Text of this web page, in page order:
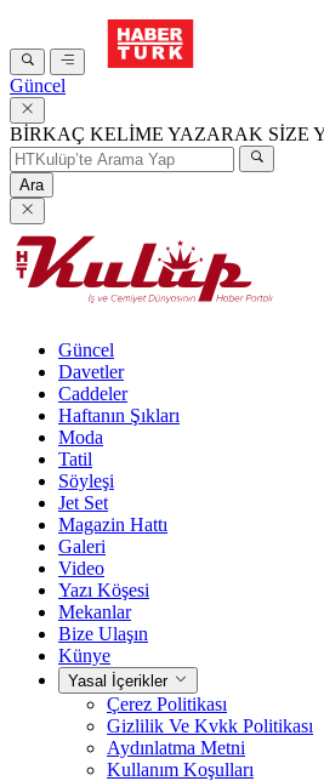
Güncel
BİRKAÇ KELİME YAZARAK SİZE
Ara
Güncel
Davetler
Caddeler
Haftanın Şıkları
Moda
Tatil
Söyleşi
Jet Set
Magazin Hattı
Galeri
Video
Yazı Köşesi
Mekanlar
Bize Ulaşın
Künye
Yasal İçerikler
Çerez Politikası
Gizlilik Ve Kvkk Politikası
Aydınlatma Metni
Kullanım Koşulları